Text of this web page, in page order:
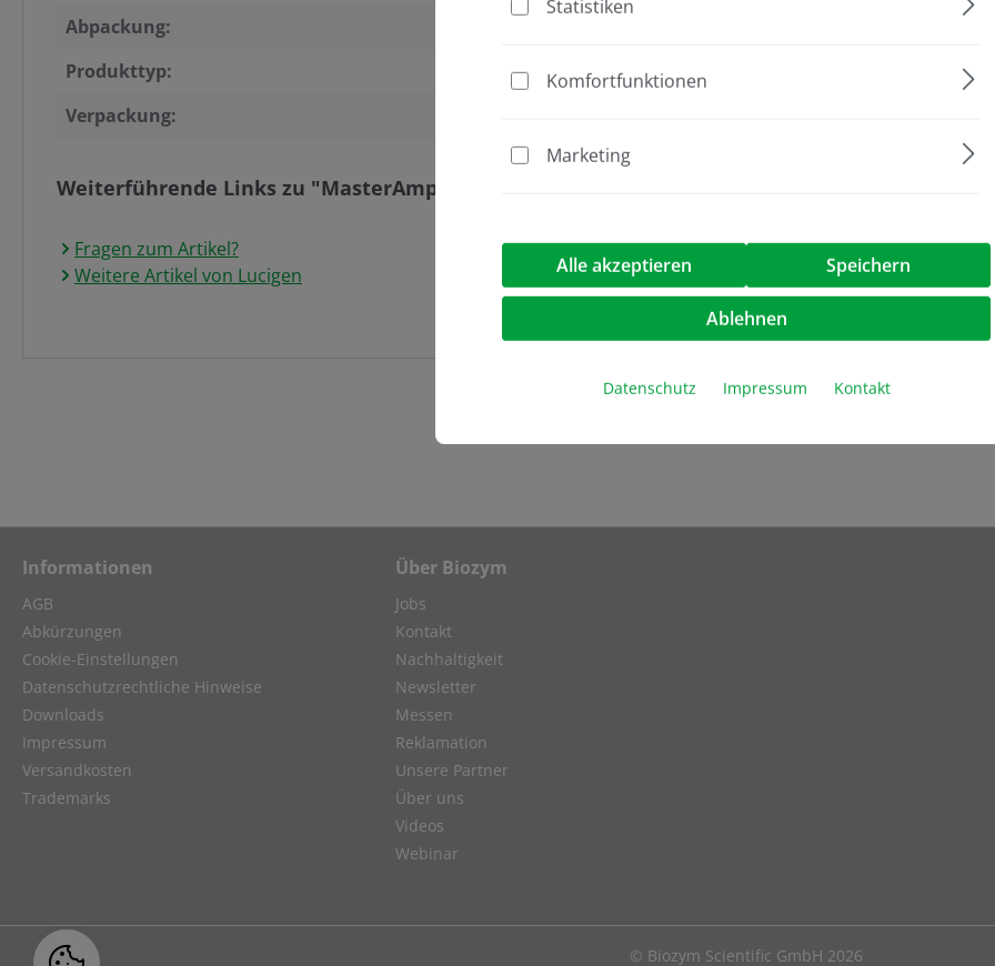
Abpackung:
Produkttyp:
Verpackung:
Weiterführende Links zu "MasterAmp PCR Enhancer"
Fragen zum Artikel?
Weitere Artikel von Lucigen
Informationen
AGB
Abkürzungen
Cookie-Einstellungen
Datenschutzrechtliche Hinweise
Downloads
Impressum
Versandkosten
Trademarks
Über Biozym
Jobs
Kontakt
Nachhaltigkeit
Newsletter
Messen
Reklamation
Unsere Partner
Über uns
Videos
Webinar
© Biozym Scientific GmbH 2026
Statistiken
Komfortfunktionen
Marketing
Alle akzeptieren Speichern
Ablehnen
Datenschutz Impressum Kontakt